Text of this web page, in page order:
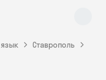
Ставрополь